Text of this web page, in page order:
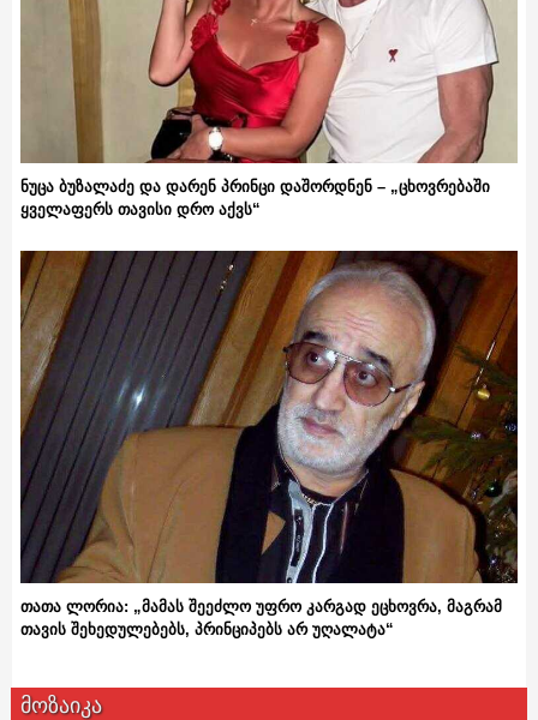
ნუცა ბუზალაძე და დარენ პრინცი დაშორდნენ – „ცხოვრებაში
ყველაფერს თავისი დრო აქვს“
თათა ლორია: „მამას შეეძლო უფრო კარგად ეცხოვრა, მაგრამ
თავის შეხედულებებს, პრინციპებს არ უღალატა“
მოზაიკა